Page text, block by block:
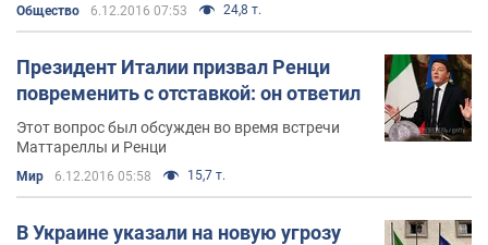
Общество 6.12.2016 07:53 24,8 т.
Президент Италии призвал Ренци
повременить с отставкой: он ответил
Этот вопрос был обсужден во время встречи
Маттареллы и Ренци
Мир 6.12.2016 05:58 15,7 т.
В Украине указали на новую угрозу